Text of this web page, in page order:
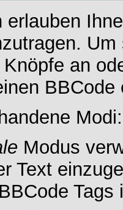
erlauben
an
BBCode
Modus
Text